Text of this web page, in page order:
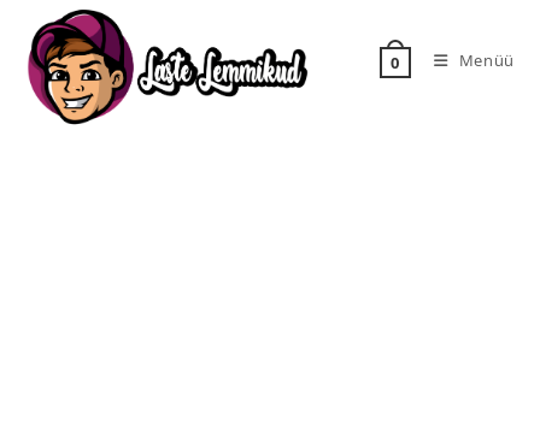
0 Menüü